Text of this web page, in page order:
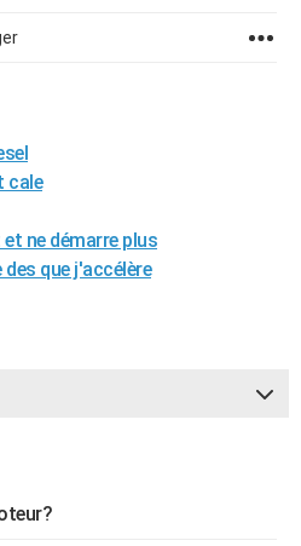
cale
ne démarre plus
que j'accélère